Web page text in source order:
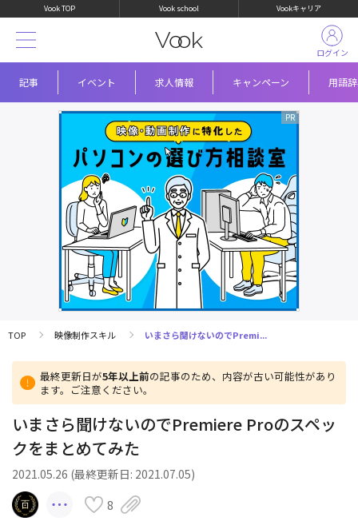
Vook TOP Vook school Vookキャリア
記事 イベント 求人情報 キャンペーン 用語
ログイン
TOP 映像制作スキル いまさら聞けないのでPremi...
最終更新日が5年以上前の記事のため、内容が古い可能性があり
ます。ご注意ください。
いまさら聞けないのでPremiere Proのスペッ
クをまとめてみた
2021.05.26 (最終更新日: 2021.07.05)
8